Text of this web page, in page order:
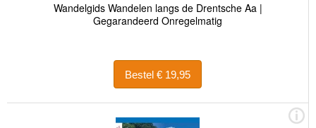
Wandelgids Wandelen langs de Drentsche Aa |
Gegarandeerd Onregelmatig
Bestel € 19,95